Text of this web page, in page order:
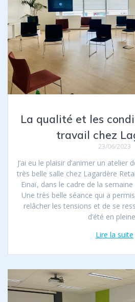
La qualité et les
travail chez
23/06/2023
J’ai eu le plaisir d’animer un atelier
très belle salle chez Lagardère
Einaï, dans le cadre de la
Une très belle séance qui a
relâcher les tensions et de se
d’été en
Lire la suite